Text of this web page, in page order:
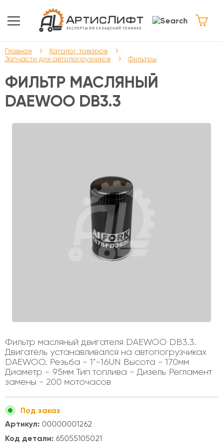
Главная
Каталог товаров
Запчасти для автопогрузчиков
Фильтры
ФИЛЬТР МАСЛЯНЫЙ
DAEWOO DB3.3
Фильтр масляный двигателя DAEWOO DB3.3.
Двигатель устанавливался на автопогрузчиках
DAEWOO. Резьба - 1"-16UN Высота - 170мм
Диаметр - 95мм Тип топлива - Дизель Регламент
замены - 200 моточасов
Под заказ
Артикул: 00000001262
Код детали: 65055105021